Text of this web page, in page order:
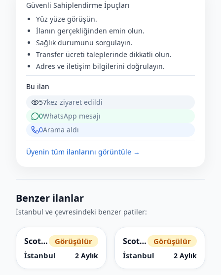
Güvenli Sahiplendirme İpuçları
Yüz yüze görüşün.
İlanın gerçekliğinden emin olun.
Sağlık durumunu sorgulayın.
Transfer ücreti taleplerinde dikkatli olun.
Adres ve iletişim bilgilerini doğrulayın.
Bu ilan
57kez ziyaret edildi
0WhatsApp mesajı
0Arama aldı
Üyenin tüm ilanlarını görüntüle →
Benzer ilanlar
İstanbul ve çevresindeki benzer patiler:
Scottish Fold
Görüşülür
İstanbul
2 Aylık
Scottish Fold
Görüşülür
İstanbul
2 Aylık